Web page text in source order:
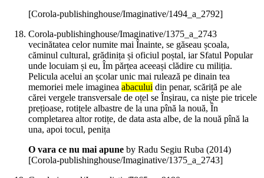
[Corola-publishinghouse/Imaginative/1494_a_2792]
Corola-publishinghouse/Imaginative/1375_a_2743
vecinătatea celor numite mai Înainte, se găseau școala,
căminul cultural, grădinița și oficiul poștal, iar Sfatul Popular
unde locuiam și eu, Îm părțea aceeași clădire cu miliția.
Pelicula acelui an școlar unic mai rulează pe dinain tea
memoriei mele imaginea abacului din penar, scăriță pe ale
cărei vergele transversale de oțel se Înșirau, ca niște pie tricele
prețioase, rotițele albastre de la una pînă la nouă, În
completarea altor rotițe, de data asta albe, de la nouă pînă la
una, apoi tocul, penița
O vara ce nu mai apune by Radu Segiu Ruba (2014)
[Corola-publishinghouse/Imaginative/1375_a_2743]